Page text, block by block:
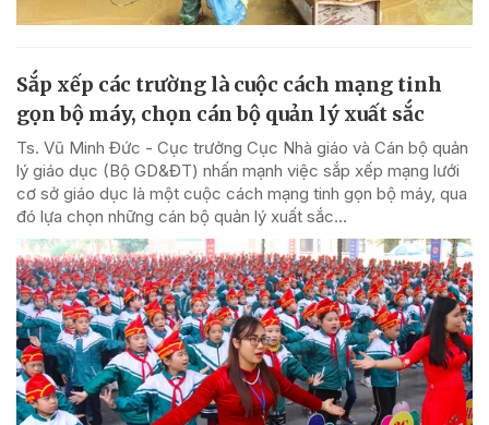
Sắp xếp các trường là cuộc cách mạng tinh
gọn bộ máy, chọn cán bộ quản lý xuất sắc
Ts. Vũ Minh Đức - Cục trưởng Cục Nhà giáo và Cán bộ quản
lý giáo dục (Bộ GD&ĐT) nhấn mạnh việc sắp xếp mạng lưới
cơ sở giáo dục là một cuộc cách mạng tinh gọn bộ máy, qua
đó lựa chọn những cán bộ quản lý xuất sắc...